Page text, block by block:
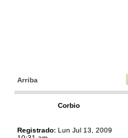
Arriba
Corbio
Registrado: Lun Jul 13, 2009